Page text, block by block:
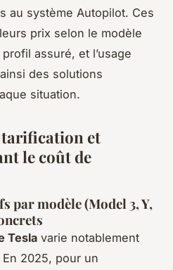
au système Autopilot. Ces
prix selon le modèle
assuré, et l’usage
des solutions
situation.
et
le coût de
par modèle (Model 3, Y,
Tesla varie notablement
2025, pour un